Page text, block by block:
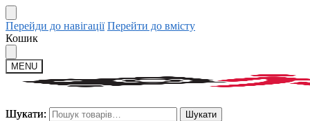
Перейди до навігації Перейти до вмісту
Кошик
MENU
Шукати: Шукати
Шукати: Шукати